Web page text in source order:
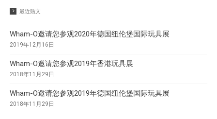
最近贴文
Wham-O邀请您参观2020年德国纽伦堡国际玩具展
2019年12月16日
Wham-O邀请您参观2019年香港玩具展
2018年11月29日
Wham-O邀请您参观2019年德国纽伦堡国际玩具展
2018年11月29日